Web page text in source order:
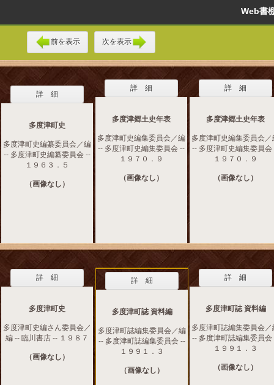
Web
前を表示 次を表示
詳 細
多度津町史
多度津町史編纂委員会／編
-- 多度津町史編纂委員会 --
１９６３．５
（画像なし）
詳 細
多度津郷土史年表
多度津町史編集委員会／編
-- 多度津町史編集委員会 --
１９７０．９
（画像なし）
詳 細
多度津郷土史年表
多度津町史編集委員会／
-- 多度津町史編集委員会
１９７０．９
（画像なし）
詳 細
多度津町史
多度津町史編さん委員会／
編 -- 臨川書店 -- １９８７
（画像なし）
詳 細
多度津町誌 資料編
多度津町誌編集委員会／編
-- 多度津町誌編集委員会 --
１９９１．３
（画像なし）
詳 細
多度津町誌 資料編
多度津町誌編集委員会／
-- 多度津町誌編集委員会
１９９１．３
（画像なし）